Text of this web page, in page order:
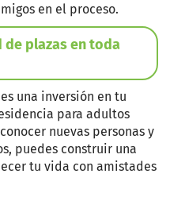
en el proceso.
plazas en toda
una inversión en tu
para adultos
nuevas personas y
puedes construir una
tu vida con amistades